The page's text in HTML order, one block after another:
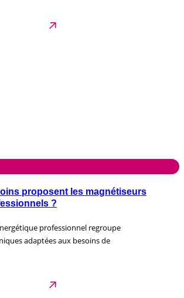
proposent les magnétiseurs
?
professionnel regroupe
adaptées aux besoins de